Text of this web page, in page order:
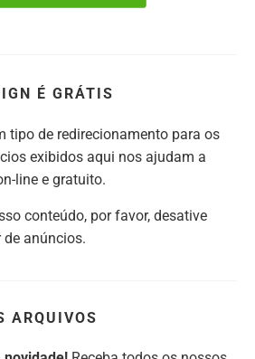
É GRÁTIS
tipo de redirecionamento para os
exibidos aqui nos ajudam a
line e gratuito.
conteúdo, por favor, desative
anúncios.
ARQUIVOS